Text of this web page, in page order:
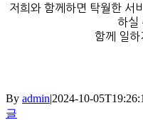
저희와 함께하면 탁월한 서
하실
함께 일하
By admin|2024-10-
글